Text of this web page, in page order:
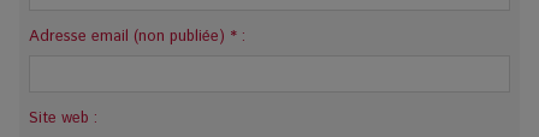
Adresse email (non publiée) * :
Site web :